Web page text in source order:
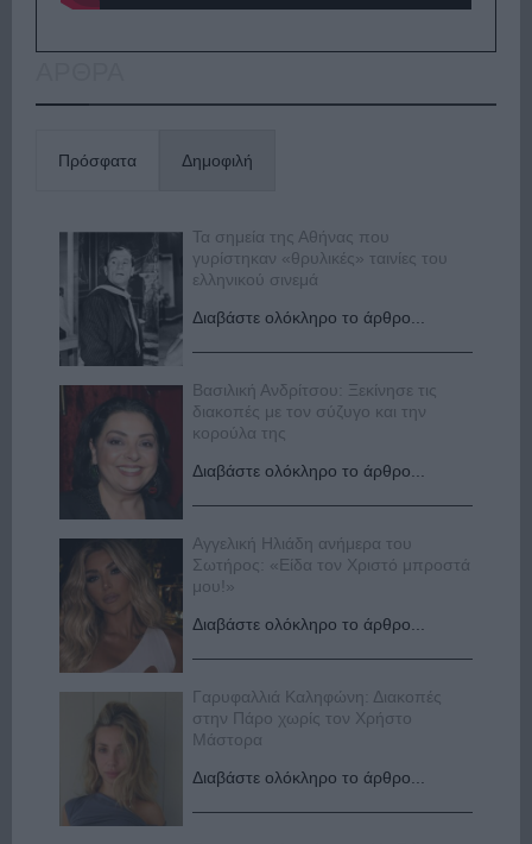
Πρόσφατα Δημοφιλή
Τα σημεία της Αθήνας που
γυρίστηκαν «θρυλικές» ταινίες του
ελληνικού σινεμά
Διαβάστε ολόκληρο το άρθρο...
Βασιλική Ανδρίτσου: Ξεκίνησε τις
διακοπές με τον σύζυγο και την
κορούλα της
Διαβάστε ολόκληρο το άρθρο...
Αγγελική Ηλιάδη ανήμερα του
Σωτήρος: «Είδα τον Χριστό μπροστά
μου!»
Διαβάστε ολόκληρο το άρθρο...
Γαρυφαλλιά Καληφώνη: Διακοπές
στην Πάρο χωρίς τον Χρήστο
Μάστορα
Διαβάστε ολόκληρο το άρθρο...